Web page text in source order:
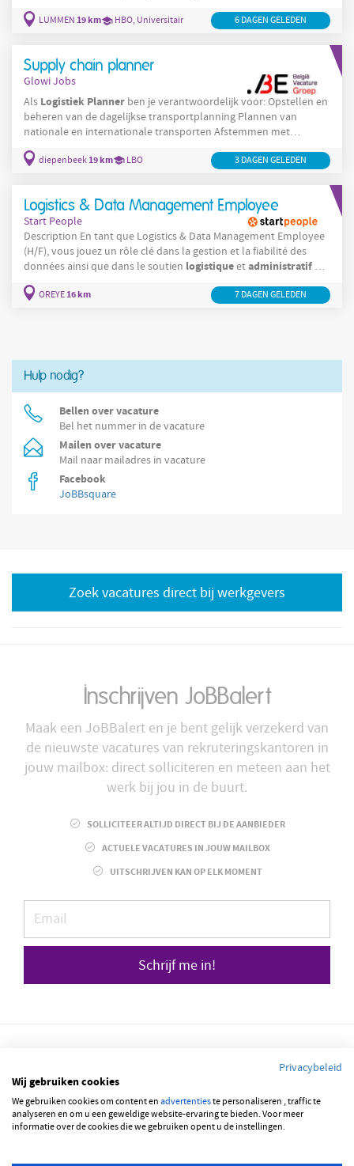
Outsourcing Solutions betekent dat je alle vrijheid als Freelancer
LUMMEN 19 km HBO, Universitair 6 DAGEN GELEDEN
Supply chain planner
Glowi Jobs
Als Logistiek Planner ben je verantwoordelijk voor: Opstellen en
beheren van de dagelijkse transportplanning Plannen van
nationale en internationale transporten Afstemmen met
productie, magazijn, klanten en transporteurs Opvolgen van
leveringen en oplossen van afwijkingen Optimaliseren van
transportkosten Ondersteunen van
diepenbeek19 km LBO 3 DAGEN GELEDEN
Logistics & Data Management Employee
Start People
Description En tant que Logistics & Data Management Employee
(H/F), vous jouez un rôle clé dans la gestion et la fiabilité des
données ainsi que dans le soutien logistiqueetadministratif de
l’organisation. Vos responsabilités : Collecter, analyser,
documenter et archiver les données dans les systèmes
OREYE16 km 7 DAGEN GELEDEN
Hulp nodig?
Bellen over vacature
Bel het nummer in de vacature
Mailen over vacature
Mail naar mailadres in vacature
Facebook
JoBBsquare
Zoek vacatures direct bij werkgevers
Inschrijven JoBBalert
Maak een JoBBalert en je bent gelijk verzekerd van
de nieuwste vacatures van rekruteringskantoren in
jouw mailbox: direct solliciteren en meteen aan het
werk bij jou in de buurt.
SOLLICITEER ALTIJD DIRECT BIJ DE AANBIEDER
ACTUELE VACATURES IN JOUW MAILBOX
UITSCHRIJVEN KAN OP ELK MOMENT
Schrijf me in!
© 2026 JOBBSQUARE
NEDERLANDS FRANÇAIS
Privacybeleid
Wij gebruiken cookies
We gebruiken cookies om content en advertentieste personaliseren , traffic te
analyseren en om u een geweldige website-ervaring te bieden. Voor meer
informatie over de cookies die we gebruiken opent u de instellingen.